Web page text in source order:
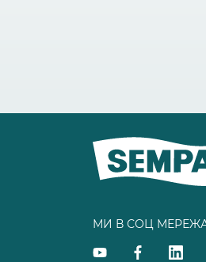
МИ В СОЦ